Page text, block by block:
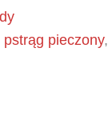
pstrąg pieczony,